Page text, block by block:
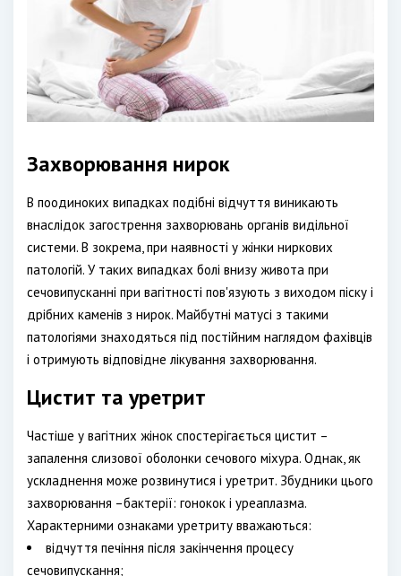
Захворювання нирок
В поодиноких випадках подібні відчуття виникають
внаслідок загострення захворювань органів видільної
системи. В зокрема, при наявності у жінки ниркових
патологій. У таких випадках болі внизу живота при
сечовипусканні при вагітності пов'язують з виходом піску і
дрібних каменів з нирок. Майбутні матусі з такими
патологіями знаходяться під постійним наглядом фахівців
і отримують відповідне лікування захворювання.
Цистит та уретрит
Частіше у вагітних жінок спостерігається цистит –
запалення слизової оболонки сечового міхура. Однак, як
ускладнення може розвинутися і уретрит. Збудники цього
захворювання –бактерії: гонокок і уреаплазма.
Характерними ознаками уретриту вважаються:
відчуття печіння після закінчення процесу
сечовипускання;